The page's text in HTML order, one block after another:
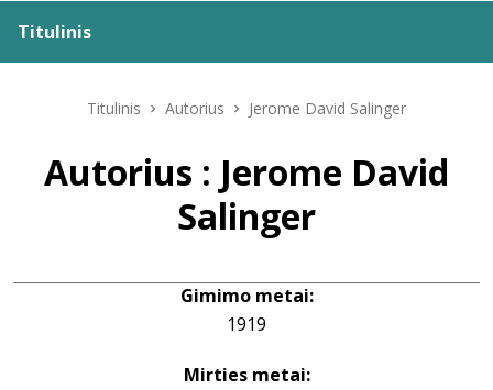
Titulinis
Leidiniai
Naujienos
Titulinis Autorius Jerome David Salinger
Autorius : Jerome David
Salinger
Gimimo metai:
1919
Mirties metai: